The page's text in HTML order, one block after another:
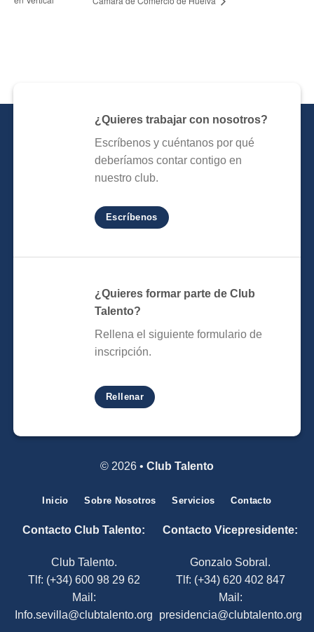
¿Quieres trabajar con nosotros?
Escríbenos y cuéntanos por qué
deberíamos contar contigo en
nuestro club.
Escríbenos
¿Quieres formar parte de Club
Talento?
Rellena el siguiente formulario de
inscripción.
Rellenar
Contacto Club Talento:
Club Talento.
Tlf: (+34) 600 98 29 62
Mail:
Info.sevilla@clubtalento.org
© 2026 • Club Talento
Inicio Sobre Nosotros Servicios Contacto
Contacto Vicepresidente:
Gonzalo Sobral.
Tlf: (+34) 620 402 847
Mail:
presidencia@clubtalento.org